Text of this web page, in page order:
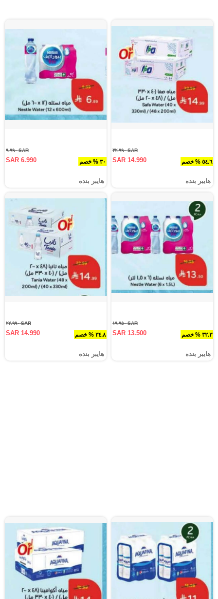
٥٤.٦ % خصم
SAR ٣٢.٩٩٠
SAR 14.990
هايبر بنده
٣٠ % خصم
SAR ٩.٩٩٠
SAR 6.990
هايبر بنده
٣٢.٣ % خصم
SAR ١٩.٩٥٠
SAR 13.500
هايبر بنده
٣٤.٨ % خصم
SAR ٢٢.٩٩٠
SAR 14.990
هايبر بنده